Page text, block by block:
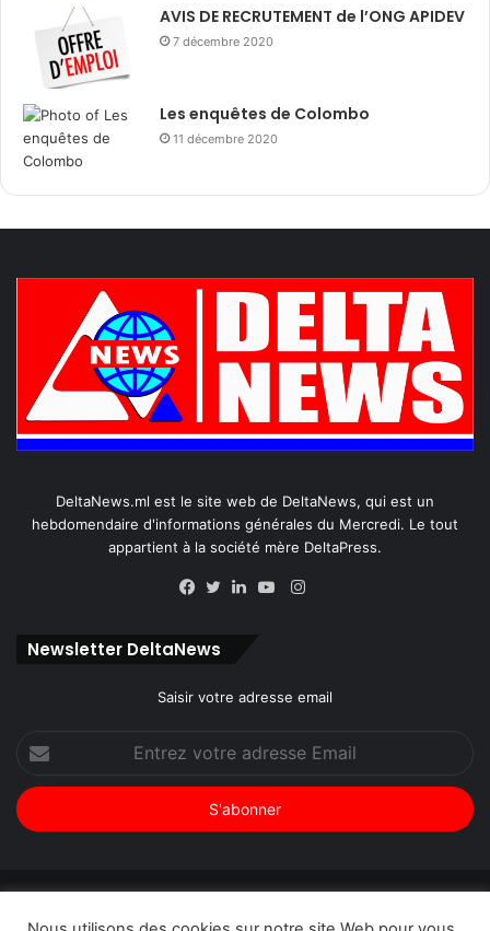
AVIS DE RECRUTEMENT de l’ONG APIDEV
7 décembre 2020
Les enquêtes de Colombo
11 décembre 2020
DeltaNews.ml est le site web de DeltaNews, qui est un
hebdomendaire d'informations générales du Mercredi. Le tout
appartient à la société mère DeltaPress.
Instagram
Newsletter DeltaNews
Saisir votre adresse email
votre
adresse
Email